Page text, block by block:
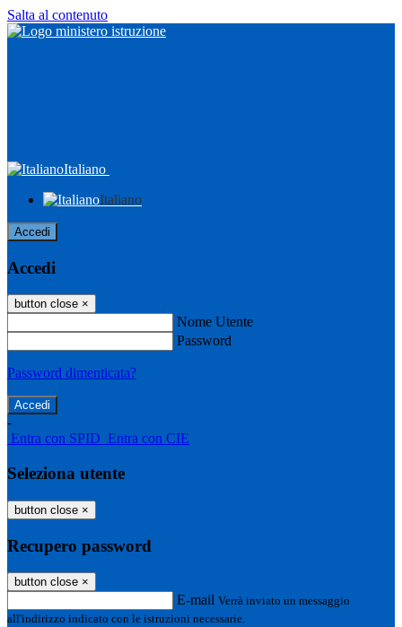
Salta al contenuto
Italiano
Italiano
Accedi
Accedi
button close ×
Nome Utente
Password
Password dimenticata?
-
Entra con SPID Entra con CIE
Seleziona utente
button close ×
Recupero password
button close ×
E-mail Verrà inviato un messaggio
all'indirizzo indicato con le istruzioni necessarie.